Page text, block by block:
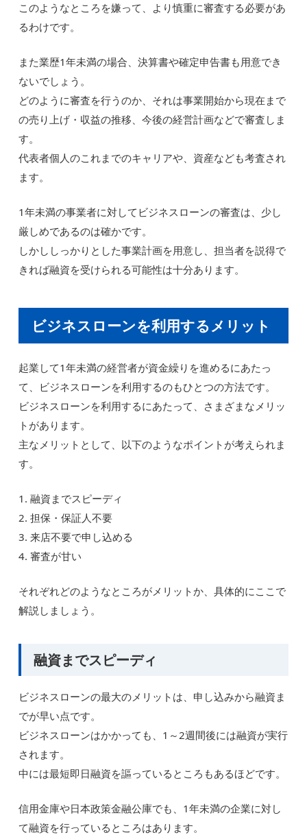
このようなところを嫌って、より慎重に審査する必要があ
るわけです。
また業歴1年未満の場合、決算書や確定申告書も用意でき
ないでしょう。
どのように審査を行うのか、それは事業開始から現在まで
の売り上げ・収益の推移、今後の経営計画などで審査しま
す。
代表者個人のこれまでのキャリアや、資産なども考査され
ます。
1年未満の事業者に対してビジネスローンの審査は、少し
厳しめであるのは確かです。
しかししっかりとした事業計画を用意し、担当者を説得で
きれば融資を受けられる可能性は十分あります。
ビジネスローンを利用するメリット
起業して1年未満の経営者が資金繰りを進めるにあたっ
て、ビジネスローンを利用するのもひとつの方法です。
ビジネスローンを利用するにあたって、さまざまなメリッ
トがあります。
主なメリットとして、以下のようなポイントが考えられま
す。
1. 融資までスピーディ
2. 担保・保証人不要
3. 来店不要で申し込める
4. 審査が甘い
それぞれどのようなところがメリットか、具体的にここで
解説しましょう。
融資までスピーディ
ビジネスローンの最大のメリットは、申し込みから融資ま
でが早い点です。
ビジネスローンはかかっても、1～2週間後には融資が実行
されます。
中には最短即日融資を謳っているところもあるほどです。
信用金庫や日本政策金融公庫でも、1年未満の企業に対し
て融資を行っているところはあります。